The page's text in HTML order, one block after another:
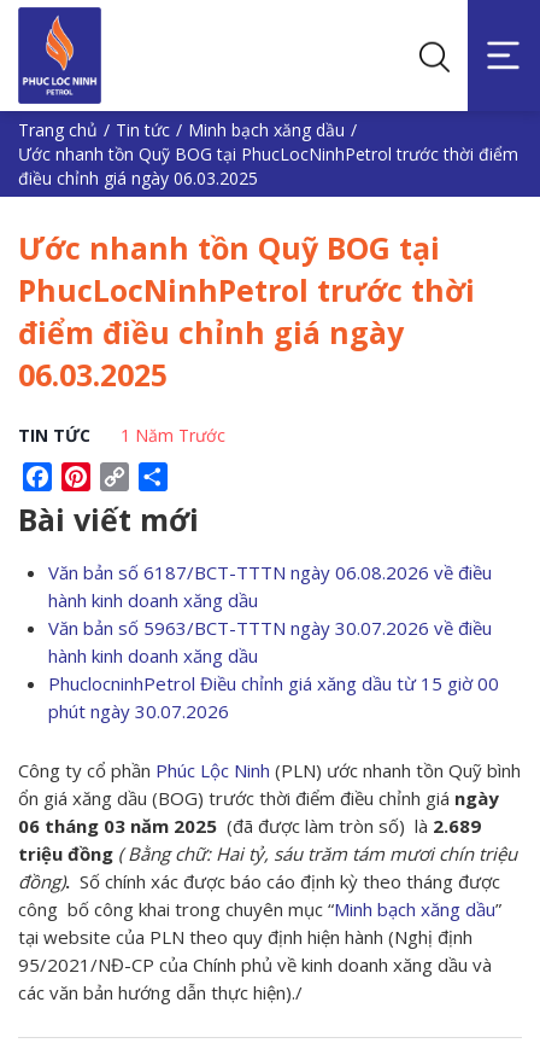
Trang chủ / Tin tức / Minh bạch xăng dầu /
Ước nhanh tồn Quỹ BOG tại PhucLocNinhPetrol trước thời điểm
điều chỉnh giá ngày 06.03.2025
Ước nhanh tồn Quỹ BOG tại
PhucLocNinhPetrol trước thời
điểm điều chỉnh giá ngày
06.03.2025
TIN TỨC 1 Năm Trước
FacebookPinterest
Copy
Bài viết mới
Văn bản số 6187/BCT-TTTN ngày 06.08.2026 về điều
hành kinh doanh xăng dầu
Văn bản số 5963/BCT-TTTN ngày 30.07.2026 về điều
hành kinh doanh xăng dầu
PhuclocninhPetrol Điều chỉnh giá xăng dầu từ 15 giờ 00
phút ngày 30.07.2026
Công ty cổ phần Phúc Lộc Ninh (PLN) ước nhanh tồn Quỹ bình
ổn giá xăng dầu (BOG) trước thời điểm điều chỉnh giá ngày
06 tháng 03 năm 2025 (đã được làm tròn số) là 2.689
triệu đồng ( Bằng chữ: Hai tỷ, sáu trăm tám mươi chín triệu
đồng). Số chính xác được báo cáo định kỳ theo tháng được
công bố công khai trong chuyên mục “Minh bạch xăng dầu”
tại website của PLN theo quy định hiện hành (Nghị định
95/2021/NĐ-CP của Chính phủ về kinh doanh xăng dầu và
các văn bản hướng dẫn thực hiện)./